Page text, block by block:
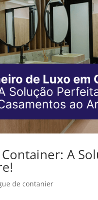
A
de contanier